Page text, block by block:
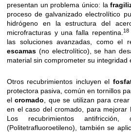
presentan un problema único: la
proceso de galvanizado electrolítico
hidrógeno en la estructura del
microfracturas y una falla repentina. 18
las soluciones avanzadas, como el
escamas (no electrolítico), se han
material sin comprometer su integridad
Otros recubrimientos incluyen el
protectora pasiva, común en tornillos
elcromado , que se utilizan para
en el caso del cromado, para mejorar
Los recubrimientos
(Politetrafluoroetileno), también se